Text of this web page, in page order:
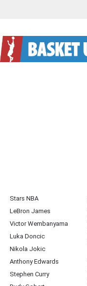
Stars NBA
LeBron James
Victor Wembanyama
Luka Doncic
Nikola Jokic
Anthony Edwards
Stephen Curry